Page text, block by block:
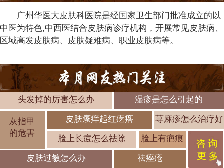
广州华医大皮肤科医院是经国家卫生部门批准成立的以
中医为特色,中西医结合皮肤病诊疗机构，开展常见皮肤病、
区域高发皮肤病、皮肤疑难病、职业皮肤病等。
头发掉的厉害怎么办 湿疹是怎么引起的
灰指甲
的危害
皮肤瘙痒起红疙瘩 荨麻疹怎么治疗好
脸上长痘怎么祛除 脸上有疤痕
皮肤过敏怎么办 祛痤疮